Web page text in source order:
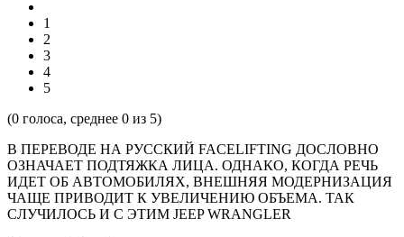
1
2
3
4
5
(0 голоса, среднее 0 из 5)
В ПЕРЕВОДЕ НА РУССКИЙ FACELIFTING ДОСЛОВНО
ОЗНАЧАЕТ ПОДТЯЖКА ЛИЦА. ОДНАКО, КОГДА РЕЧЬ
ИДЕТ ОБ АВТОМОБИЛЯХ, ВНЕШНЯЯ МОДЕРНИЗАЦИЯ
ЧАЩЕ ПРИВОДИТ К УВЕЛИЧЕНИЮ ОБЪЕМА. ТАК
СЛУЧИЛОСЬ И С ЭТИМ JEEP WRANGLER